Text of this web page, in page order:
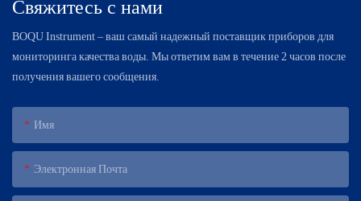
Свяжитесь с нами
BOQU Instrument – ​​ваш самый надежный поставщик приборов для
мониторинга качества воды. Мы ответим вам в течение 2 часов после
получения вашего сообщения.
Имя
Электронная Почта